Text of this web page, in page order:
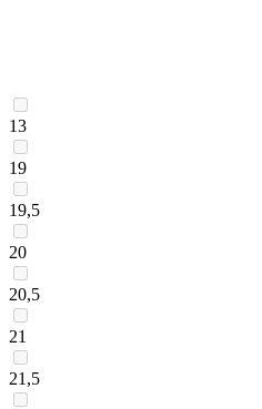
13
19
19,5
20
20,5
21
21,5